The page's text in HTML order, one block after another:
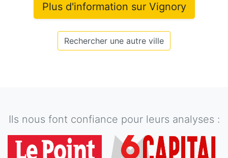
Plus d'information sur Vignory
Rechercher une autre ville
Ils nous font confiance pour leurs analyses :